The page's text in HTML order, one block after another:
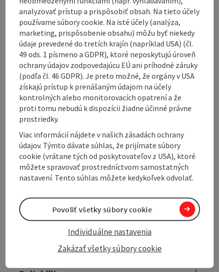
ROOM RENTAL ONLY FROM 3 NIGHTS!
Contact
Opening hours
Kitchen
Equipment
Prices
analyzovať prístup a prispôsobiť obsah. Na tieto účely
používame súbory cookie. Na isté účely (analýza,
marketing, prispôsobenie obsahu) môžu byť niekedy
údaje prevedené do tretích krajín (napríklad USA) (čl.
49 ods. 1 písmeno a GDPR), ktoré neposkytujú úroveň
ochrany údajov zodpovedajúcu EÚ ani príhodné záruky
(podľa čl. 46 GDPR). Je preto možné, že orgány v USA
získajú prístup k prenášaným údajom na účely
kontrolných alebo monitorovacích opatrení a že
proti tomu nebudú k dispozícii žiadne účinné právne
prostriedky.
Viac informácií nájdete v našich zásadách ochrany
údajov. Týmto dávate súhlas, že prijímate súbory
cookie (vrátane tých od poskytovateľov z USA), ktoré
môžete spravovať prostredníctvom samostatných
nastavení. Tento súhlas môžete kedykoľvek odvolať.
Zakázať všetky súbory cookie
Individuálne nastavenia
Povoliť všetky súbory cookie